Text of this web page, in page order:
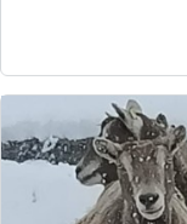
22/05/2025
Torino, Gli